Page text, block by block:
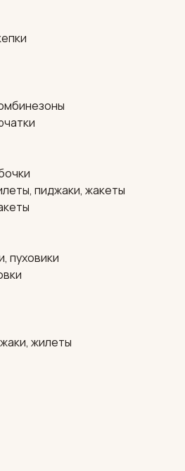
пиджаки, жакеты
пуховики
жилеты